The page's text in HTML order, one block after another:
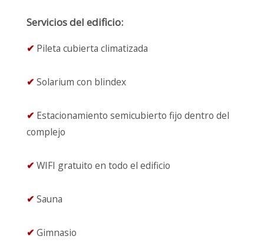
Servicios del edificio:
✔ Pileta cubierta climatizada
✔ Solarium con blindex
✔ Estacionamiento semicubierto fijo dentro del
complejo
✔ WIFI gratuito en todo el edificio
✔ Sauna
✔ Gimnasio